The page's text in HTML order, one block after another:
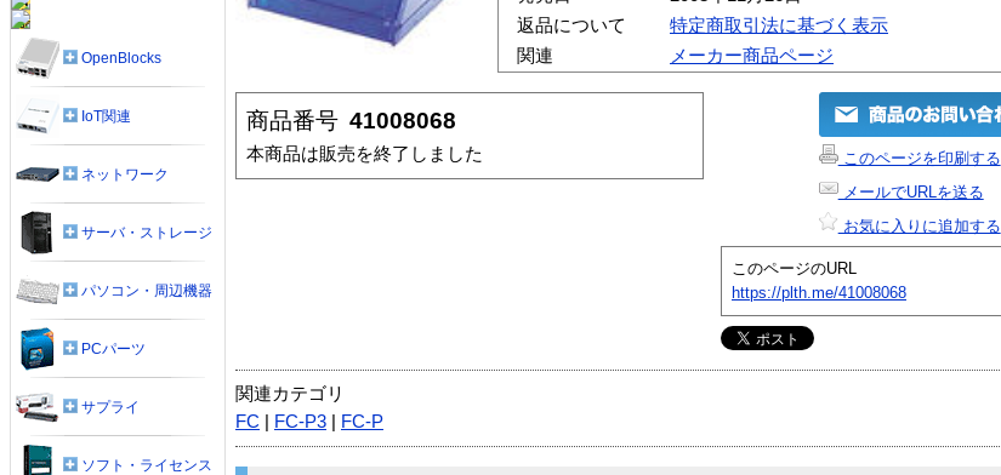
返品について
特定商取引法に基づく表示
関連
メーカー商品ページ
商品番号 41008068
本商品は販売を終了しました
このページを印刷する
メールでURLを送る
お気に入りに追加する
このページのURL
https://plth.me/41008068
関連カテゴリ
FC
FC-P3 FC-P
OpenBlocks
IoT関連
ネットワーク
サーバ・ストレージ
パソコン・周辺機器
PCパーツ
サプライ
ソフト・ライセンス